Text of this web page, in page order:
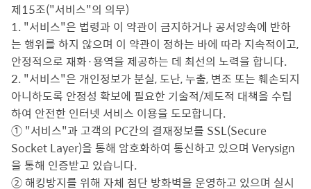
제15조("서비스"의 의무)
1. "서비스"은 법령과 이 약관이 금지하거나 공서양속에 반하
는 행위를 하지 않으며 이 약관이 정하는 바에 따라 지속적이고,
안정적으로 재화·용역을 제공하는 데 최선의 노력을 합니다.
2. "서비스"은 개인정보가 분실, 도난, 누출, 변조 또는 훼손되지
아니하도록 안정성 확보에 필요한 기술적/제도적 대책을 수립
하여 안전한 인터넷 서비스 이용을 도모합니다.
① "서비스"과 고객의 PC간의 결재정보를 SSL(Secure
Socket Layer)을 통해 암호화하여 통신하고 있으며 Verysign
을 통해 인증받고 있습니다.
② 해킹방지를 위해 자체 첨단 방화벽을 운영하고 있으며 실시